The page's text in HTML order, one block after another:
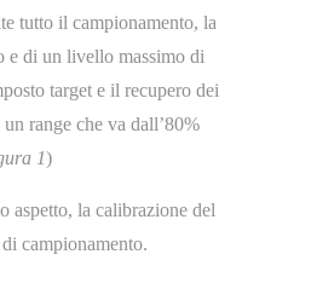
tutto il campionamento, la
e di un livello massimo di
target e il recupero dei
range che va dall’80%
1)
aspetto, la calibrazione del
campionamento.